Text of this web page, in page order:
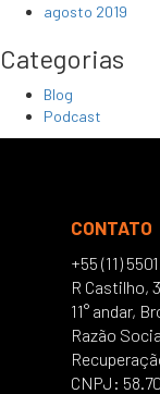
agosto 2019
Categorias
Blog
Podcast
CONTATO
+55 (11)
R Castilho,
11° andar,
Razão
CNPJ: